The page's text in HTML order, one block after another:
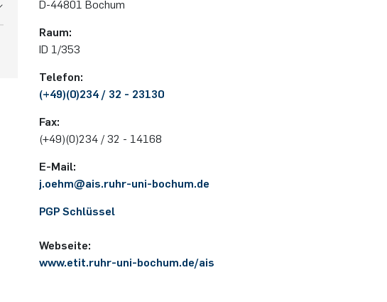
D-44801 Bo­chum
Raum:
ID 1/353
Te­le­fon:
(+49)(0)234 / 32 - 23130
Fax:
(+49)(0)234 / 32 - 14168
E-Mail:
j.​oehm@​ais.​ruhr-uni-bo­chum.​de
PGP Schlüssel
Web­sei­te:
www.etit.ruhr-uni-bochum.de/ais